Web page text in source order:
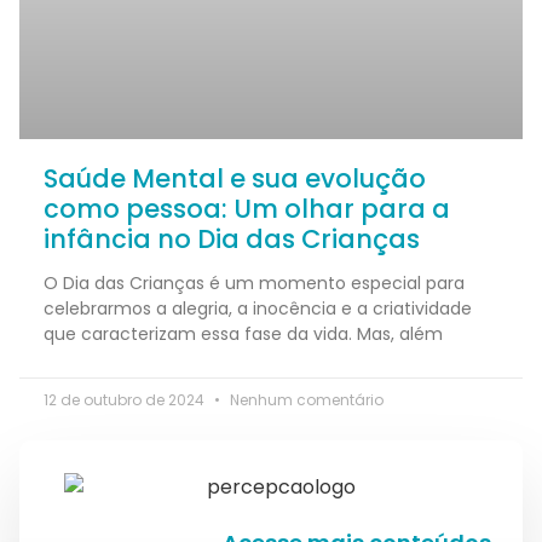
Saúde Mental e sua evolução
como pessoa: Um olhar para a
infância no Dia das Crianças
O Dia das Crianças é um momento especial para
celebrarmos a alegria, a inocência e a criatividade
que caracterizam essa fase da vida. Mas, além
12 de outubro de 2024 Nenhum comentário